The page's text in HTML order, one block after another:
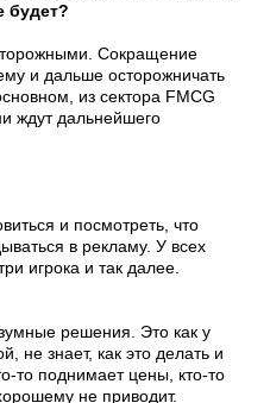
будет?
Сокращение
и дальше осторожничать
из сектора FMCG
ждут дальнейшего
и посмотреть, что
в рекламу. У всех
игрока и так далее.
решения. Это как у
не знает, как это делать и
то поднимает цены, кто-то
не приводит.